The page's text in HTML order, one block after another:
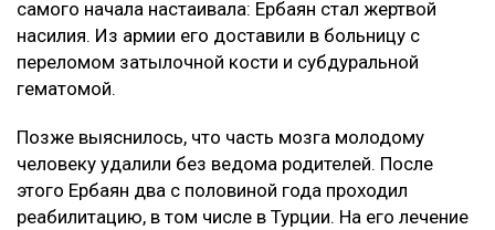
самого начала настаивала: Ербаян стал жертвой
насилия. Из армии его доставили в больницу с
переломом затылочной кости и субдуральной
гематомой.
Позже выяснилось, что часть мозга молодому
человеку удалили без ведома родителей. После
этого Ербаян два с половиной года проходил
реабилитацию, в том числе в Турции. На его лечение